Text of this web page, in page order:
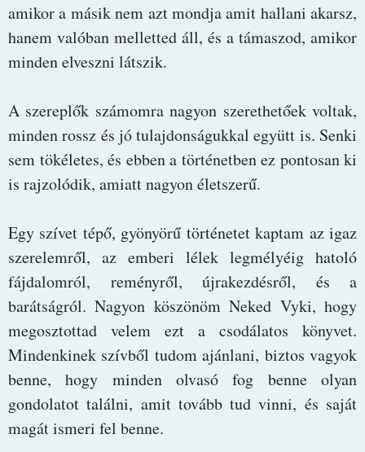
amikor a másik nem azt mondja amit hallani akarsz,
hanem valóban melletted áll, és a támaszod, amikor
minden elveszni látszik.
A szereplők számomra nagyon szerethetőek voltak,
minden rossz és jó tulajdonságukkal együtt is. Senki
sem tökéletes, és ebben a történetben ez pontosan ki
is rajzolódik, amiatt nagyon életszerű.
Egy szívet tépő, gyönyörű történetet kaptam az igaz
szerelemről, az emberi lélek legmélyéig hatoló
fájdalomról, reményről, újrakezdésről, és a
barátságról. Nagyon köszönöm Neked Vyki, hogy
megosztottad velem ezt a csodálatos könyvet.
Mindenkinek szívből tudom ajánlani, biztos vagyok
benne, hogy minden olvasó fog benne olyan
gondolatot találni, amit tovább tud vinni, és saját
magát ismeri fel benne.